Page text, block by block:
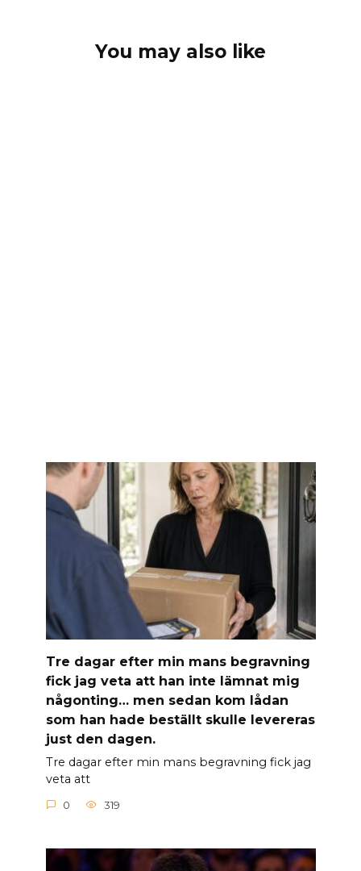
You may also like
Tre dagar efter min mans begravning
fick jag veta att han inte lämnat mig
någonting… men sedan kom lådan
som han hade beställt skulle levereras
just den dagen.
Tre dagar efter min mans begravning fick jag
veta att
0 319